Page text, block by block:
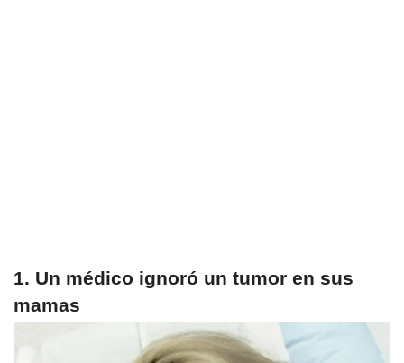
1. Un médico ignoró un tumor en sus
mamas